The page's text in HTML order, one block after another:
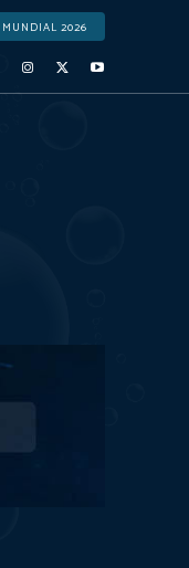
MUNDIAL 2026